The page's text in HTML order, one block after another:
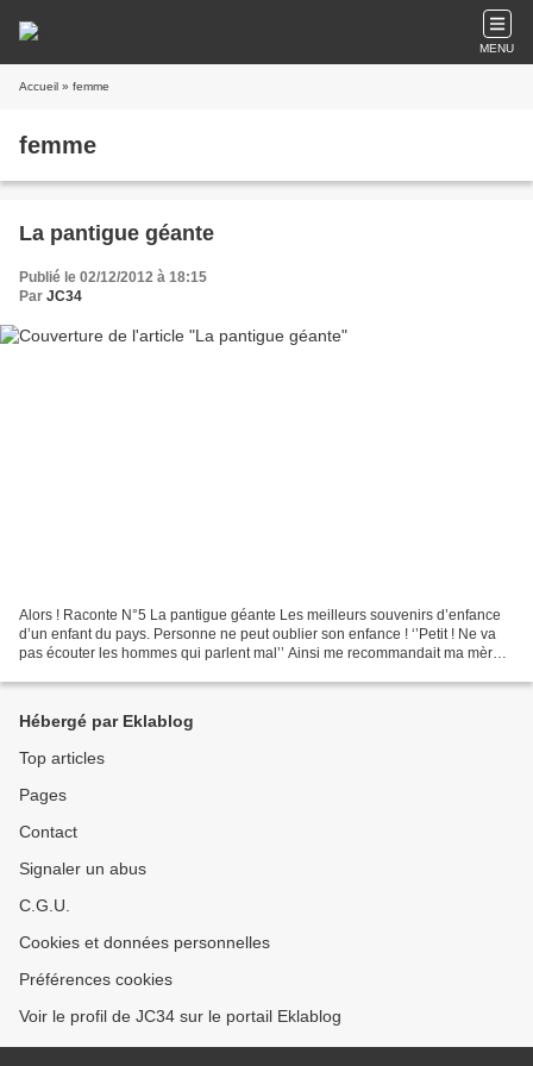
MENU
Accueil » femme
femme
La pantigue géante
Publié le 02/12/2012 à 18:15
Par JC34
Alors ! Raconte N°5 La pantigue géante Les meilleurs souvenirs d’enfance
d’un enfant du pays. Personne ne peut oublier son enfance ! ‘’Petit ! Ne va
pas écouter les hommes qui parlent mal’’ Ainsi me recommandait ma mère
Hébergé par Eklablog
Top articles
Pages
Contact
Signaler un abus
C.G.U.
Cookies et données personnelles
Préférences cookies
Voir le profil de JC34 sur le portail Eklablog